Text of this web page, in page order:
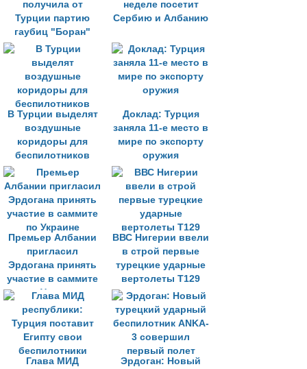
получила от
Турции партию
гаубиц "Боран"
неделе посетит
Сербию и Албанию
В Турции выделят
воздушные
коридоры для
беспилотников
Доклад: Турция
заняла 11-е место в
мире по экспорту
оружия
Премьер Албании
пригласил
Эрдогана принять
участие в саммите
по Украине
ВВС Нигерии ввели
в строй первые
турецкие ударные
вертолеты T129
Глава МИД
Эрдоган: Новый